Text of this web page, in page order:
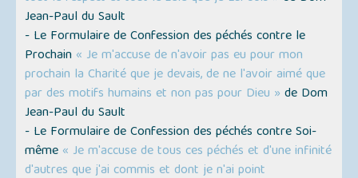
Jean-Paul du Sault
- Le Formulaire de Confession des péchés contre le
Prochain « Je m'accuse de n'avoir pas eu pour mon
prochain la Charité que je devais, de ne l'avoir aimé que
par des motifs humains et non pas pour Dieu » de Dom
Jean-Paul du Sault
- Le Formulaire de Confession des péchés contre Soi-
même « Je m'accuse de tous ces péchés et d'une infinité
d'autres que j'ai commis et dont je n'ai point